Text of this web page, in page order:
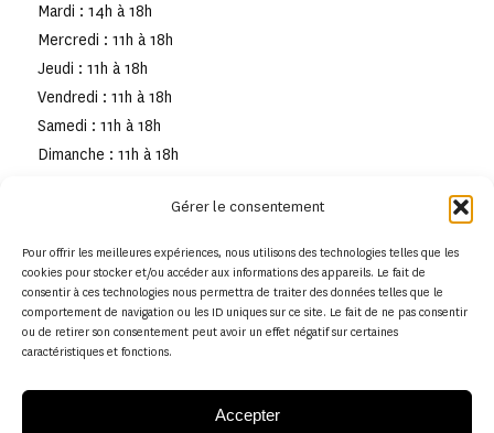
Gérer le consentement
Pour offrir les meilleures expériences, nous utilisons des technologies telles que les
cookies pour stocker et/ou accéder aux informations des appareils. Le fait de
consentir à ces technologies nous permettra de traiter des données telles que le
comportement de navigation ou les ID uniques sur ce site. Le fait de ne pas consentir
ou de retirer son consentement peut avoir un effet négatif sur certaines
caractéristiques et fonctions.
Accepter
Mardi : 14h à 18h
Mercredi : 11h à 18h
Jeudi : 11h à 18h
Vendredi : 11h à 18h
Samedi : 11h à 18h
Dimanche : 11h à 18h